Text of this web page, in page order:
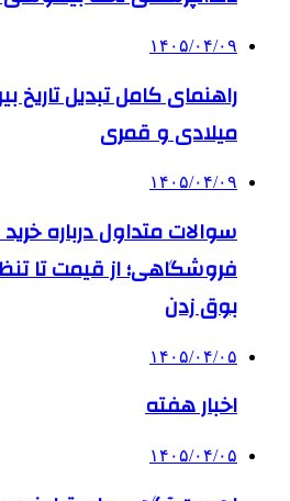
۱۴۰۵/۰۴/۰۹
راهنمای کامل تبدیل
میلادی و قمری
۱۴۰۵/۰۴/۰۹
سوالات متداول درباره
فروشگاهی؛ از قیمت تا
بوق زدن
۱۴۰۵/۰۴/۰۵
اخبار هفته
۱۴۰۵/۰۴/۰۵